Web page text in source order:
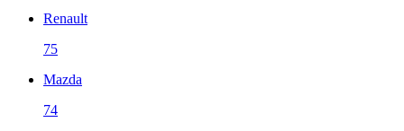
Renault
75
Mazda
74